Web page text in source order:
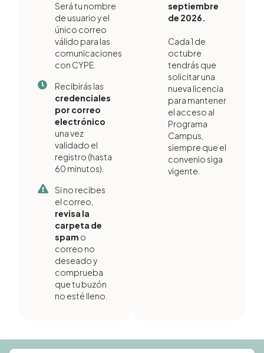
Será tu nombre
de usuario y el
único correo
válido para las
comunicaciones
con CYPE.
Recibirás las
credenciales
por correo
electrónico
una vez
validado el
registro (hasta
60 minutos).
Si no recibes
el correo,
revisa la
carpeta de
spam o
correo no
deseado y
comprueba
que tu buzón
no esté lleno.
septiembre
de 2026.
Cada 1 de
octubre
tendrás que
solicitar una
nueva licencia
para mantener
el acceso al
Programa
Campus,
siempre que el
convenio siga
vigente.